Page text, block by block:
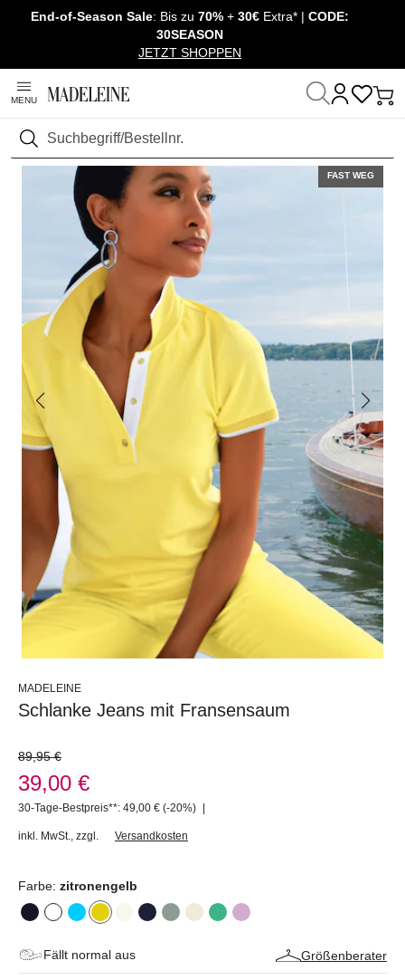
Überspringe Navigation, direkt zum Content
End-of-Season Sale: Bis zu 70% + 30€ Extra* | CODE:
30SEASON
JETZT SHOPPEN
MENU
Suchen
Startseite Mode
FAST WEG
MADELEINE
Schlanke Jeans mit Fransensaum
89,95 €
39,00 €
30-Tage-Bestpreis**: 49,00 € (-20%) |
inkl. MwSt. zzgl. Versandkosten
Farbe: zitronengelb
Fällt normal aus Größenberater